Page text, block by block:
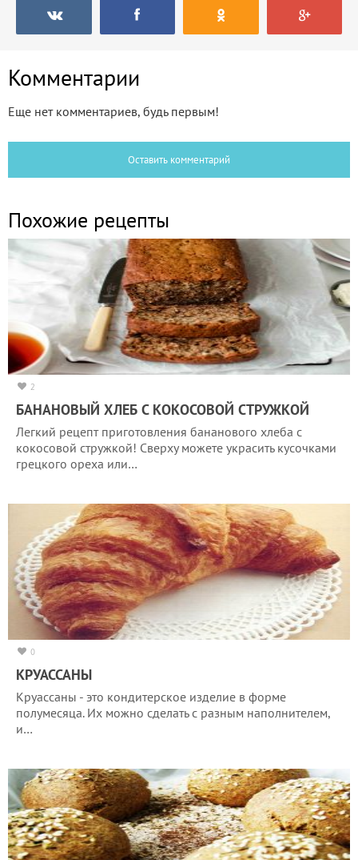
Комментарии
Еще нет комментариев, будь первым!
Оставить комментарий
Похожие рецепты
2
БАНАНОВЫЙ ХЛЕБ С КОКОСОВОЙ СТРУЖКОЙ
Легкий рецепт приготовления бананового хлеба с
кокосовой стружкой! Сверху можете украсить кусочками
грецкого ореха или…
0
КРУАССАНЫ
Круассаны - это кондитерское изделие в форме
полумесяца. Их можно сделать с разным наполнителем,
и…